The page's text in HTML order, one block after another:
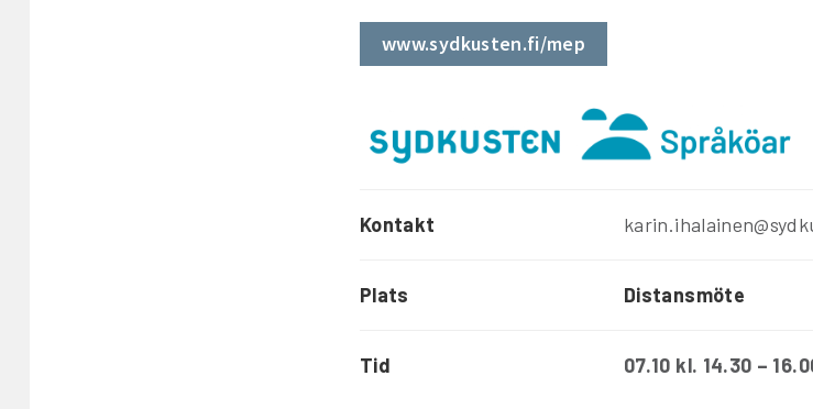
www.sydkusten.fi/mep
Kontakt
Plats Distansmöte
Tid 07.10 kl. 14.30 –